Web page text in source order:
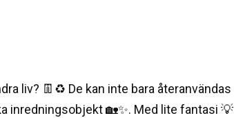
liv? 👖♻️ De kan inte bara återanvändas
inredningsobjekt 🏡✨. Med lite fantasi 💡